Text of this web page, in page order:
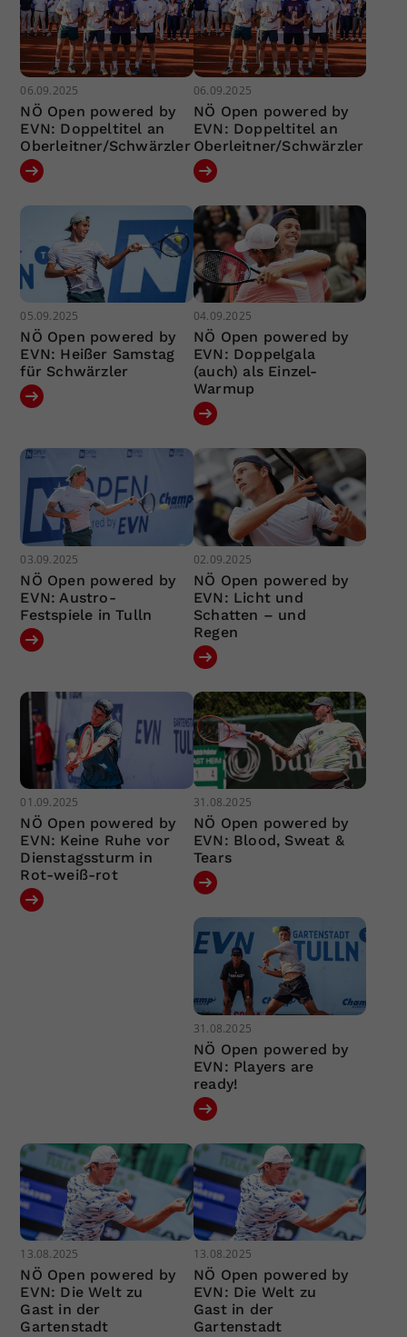
06.09.2025
NÖ Open powered by
EVN: Doppeltitel an
Oberleitner/Schwärzler
06.09.2025
NÖ Open powered by
EVN: Doppeltitel an
Oberleitner/Schwärzler
05.09.2025
NÖ Open powered by
EVN: Heißer Samstag
für Schwärzler
04.09.2025
NÖ Open powered by
EVN: Doppelgala
(auch) als Einzel-
Warmup
03.09.2025
NÖ Open powered by
EVN: Austro-
Festspiele in Tulln
02.09.2025
NÖ Open powered by
EVN: Licht und
Schatten – und
Regen
01.09.2025
NÖ Open powered by
EVN: Keine Ruhe vor
Dienstagssturm in
Rot-weiß-rot
31.08.2025
NÖ Open powered by
EVN: Blood, Sweat &
Tears
31.08.2025
NÖ Open powered by
EVN: Players are
ready!
13.08.2025
NÖ Open powered by
EVN: Die Welt zu
Gast in der
Gartenstadt
13.08.2025
NÖ Open powered by
EVN: Die Welt zu
Gast in der
Gartenstadt